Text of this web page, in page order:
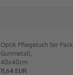
Optik Pflegetuch 5er Pack,
Gunmetall,
40x40cm
11,64 EUR